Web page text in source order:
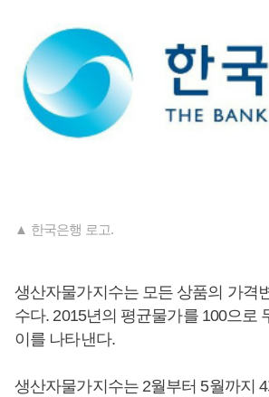
▲ 한국은행 로고.
생산자물가지수는 모든 상품의 가격
수다. 2015년의 평균물가를 100으로
이를 나타낸다.
생산자물가지수는 2월부터 5월까지